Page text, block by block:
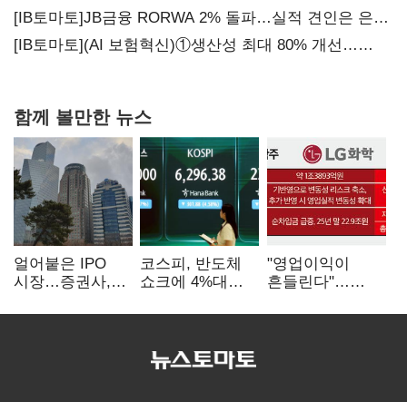
[IB토마토]JB금융 RORWA 2% 돌파…실적 견인은 은행
아닌 캐피탈
[IB토마토](AI 보험혁신)①생산성 최대 80% 개선…
함께 볼만한 뉴스
얼어붙은 IPO
시장…증권사,
전쟁' 기대
코스피, 반도체
쇼크에 4%대
5거래일째 상승
"영업이익이
흔들린다"…
18에 취약